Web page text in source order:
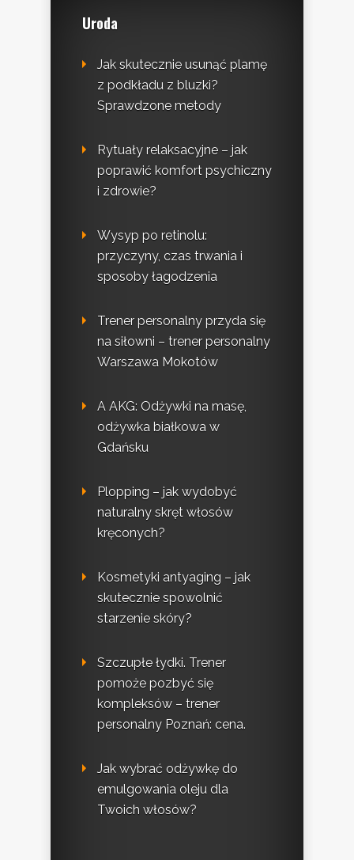
Uroda
Jak skutecznie usunąć plamę
z podkładu z bluzki?
Sprawdzone metody
Rytuały relaksacyjne – jak
poprawić komfort psychiczny
i zdrowie?
Wysyp po retinolu:
przyczyny, czas trwania i
sposoby łagodzenia
Trener personalny przyda się
na siłowni – trener personalny
Warszawa Mokotów
A AKG: Odżywki na masę,
odżywka białkowa w
Gdańsku
Plopping – jak wydobyć
naturalny skręt włosów
kręconych?
Kosmetyki antyaging – jak
skutecznie spowolnić
starzenie skóry?
Szczupłe łydki. Trener
pomoże pozbyć się
kompleksów – trener
personalny Poznań: cena.
Jak wybrać odżywkę do
emulgowania oleju dla
Twoich włosów?